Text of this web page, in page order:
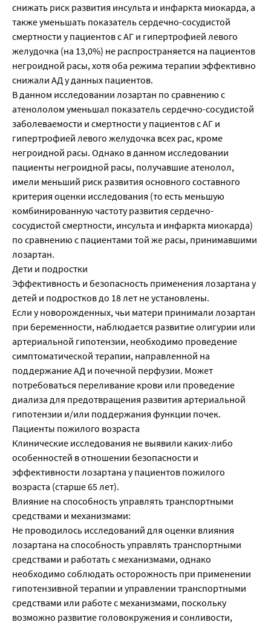
снижать риск развития инсульта и инфаркта миокарда, а
также уменьшать показатель сердечно-сосудистой
смертности у пациентов с АГ и гипертрофией левого
желудочка (на 13,0%) не распространяется на пациентов
негроидной расы, хотя оба режима терапии эффективно
снижали АД у данных пациентов.
В данном исследовании лозартан по сравнению с
атенололом уменьшал показатель сердечно-сосудистой
заболеваемости и смертности у пациентов с АГ и
гипертрофией левого желудочка всех рас, кроме
негроидной расы. Однако в данном исследовании
пациенты негроидной расы, получавшие атенолол,
имели меньший риск развития основного составного
критерия оценки исследования (то есть меньшую
комбинированную частоту развития сердечно-
сосудистой смертности, инсульта и инфаркта миокарда)
по сравнению с пациентами той же расы, принимавшими
лозартан.
Дети и подростки
Эффективность и безопасность применения лозартана у
детей и подростков до 18 лет не установлены.
Если у новорожденных, чьи матери принимали лозартан
при беременности, наблюдается развитие олигурии или
артериальной гипотензии, необходимо проведение
симптоматической терапии, направленной на
поддержание АД и почечной перфузии. Может
потребоваться переливание крови или проведение
диализа для предотвращения развития артериальной
гипотензии и/или поддержания функции почек.
Пациенты пожилого возраста
Клинические исследования не выявили каких-либо
особенностей в отношении безопасности и
эффективности лозартана у пациентов пожилого
возраста (старше 65 лет).
Влияние на способность управлять транспортными
средствами и механизмами:
Не проводилось исследований для оценки влияния
лозартана на способность управлять транспортными
средствами и работать с механизмами, однако
необходимо соблюдать осторожность при применении
гипотензивной терапии и управлении транспортными
средствами или работе с механизмами, поскольку
возможно развитие головокружения и сонливости,